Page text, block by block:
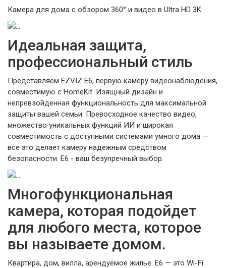
Камера для дома с обзором 360° и видео в Ultra HD 3K
Идеальная защита,
профессиональный стиль
Представляем EZVIZ E6, первую камеру видеонаблюдения,
совместимую с HomeKit. Изящный дизайн и
непревзойденная функциональность для максимальной
защиты вашей семьи. Превосходное качество видео,
множество уникальных функций ИИ и широкая
совместимость с доступными системами умного дома —
все это делает камеру надежным средством
безопасности. E6 - ваш безупречный выбор.
Многофункциональная
камера, которая подойдет
для любого места, которое
вы называете домом.
Квартира, дом, вилла, арендуемое жилье. E6 — это Wi-Fi